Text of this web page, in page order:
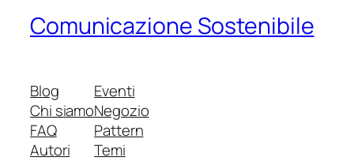
Comunicazione Sostenibile
Blog
Chi siamo
FAQ
Autori
Eventi
Negozio
Pattern
Temi